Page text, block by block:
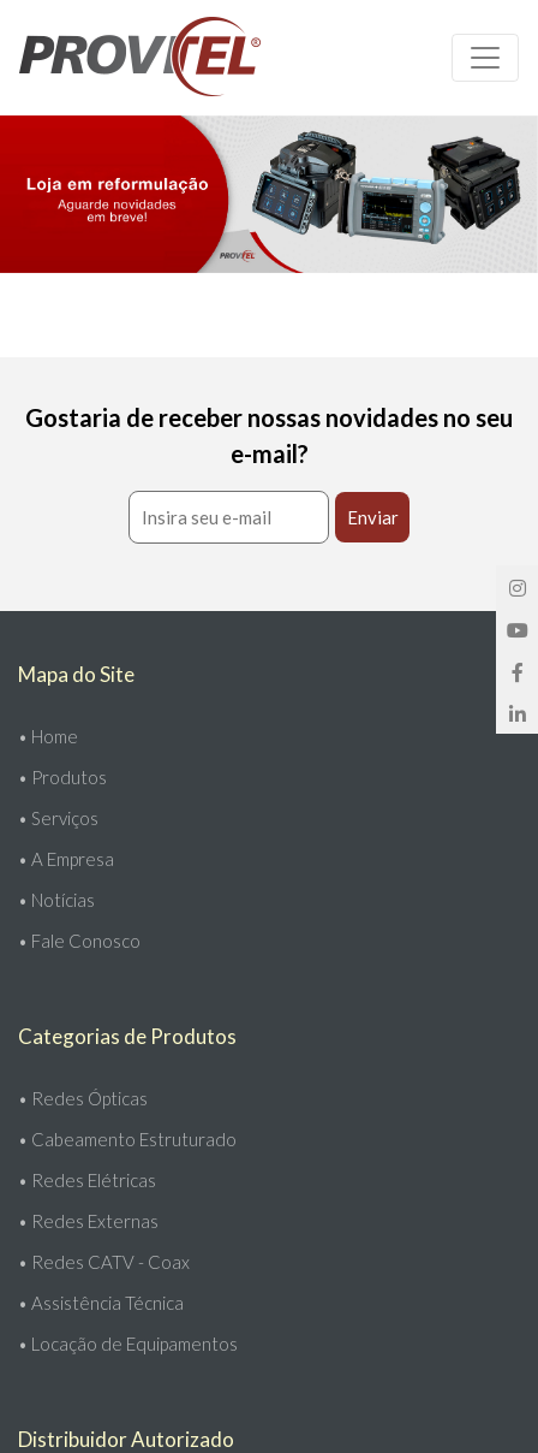
Gostaria de receber nossas novidades no seu
e-mail?
Mapa do Site
• Home
• Produtos
• Serviços
• A Empresa
• Notícias
• Fale Conosco
Categorias de Produtos
• Redes Ópticas
• Cabeamento Estruturado
• Redes Elétricas
• Redes Externas
• Redes CATV - Coax
• Assistência Técnica
• Locação de Equipamentos
Distribuidor Autorizado